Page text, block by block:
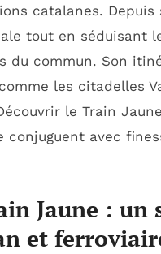
catalanes. Depuis
tout en séduisant
du commun. Son
les citadelles
le Train
conjuguent avec
Jaune :
et